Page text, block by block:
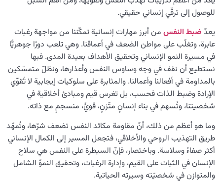
للوصول إلى ترقّي إنساني حقيقي.
يعدّ ضبط النفس من أبرز مهارات إنسانية تمكّننا من مواجهة رغبات
عابرة، وتغلّب على مواطن الضعف في أعماقنا. وهي تلعب دورًا جوهريًّا
في مسيرة النمو الإنساني وتحقيق الأهداف بعيدة المدى. فبها
نستطيع أن نقف في وجه وساوس النفس وأعذارها، ونظلّ متمسّكين
بالمداومة في أفعالنا وأعمالنا. والمثابرة على سلوكيات إيجابية لا تُقوّي
الإرادة وضبط الذات فحسب، بل تغرس قيم ومبادئ أخلاقية في
شخصيتنا، وتُسهم في بناء إنسانٍ متّزنٍ، قويٍّ، منسجمٍ مع ذاته.
وما هو أعظم من ذلك، أنّ مقاومة مكائد النفس تضعف شرّها، وتُمهّد
طريق التهذيب الروحي والأخلاقي، فتجعل المسير إلى الكمال الإنساني
أكثر صفاءً وسلاسة. وباختصار، فإنّ السيطرة على النفس هي سلاح
الإنسان في الثبات على القيم، وإدارة الرغبات، وتحقيق النموّ الشامل
والمتوازن في شخصيّته وسيرته الحياتية.